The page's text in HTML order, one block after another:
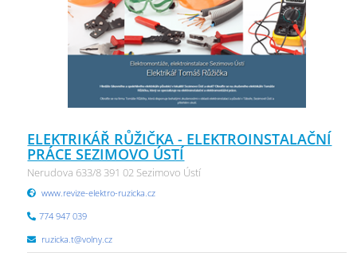
ELEKTRIKÁŘ RŮŽIČKA - ELEKTROINSTALAČNÍ
PRÁCE SEZIMOVO ÚSTÍ
Nerudova 633/8 391 02 Sezimovo Ústí
www.revize-elektro-ruzicka.cz
774 947 039
ruzicka.t@volny.cz